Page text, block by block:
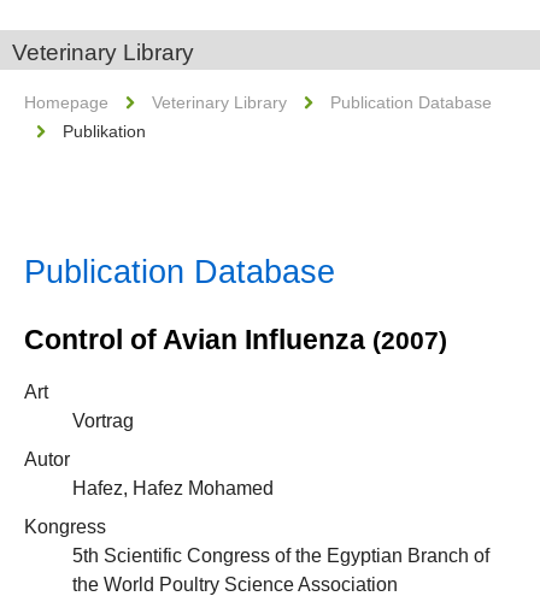
Veterinary Library
Homepage Veterinary Library
Publication Database
Publikation
Publication Database
Control of Avian Influenza (2007)
Art
Vortrag
Autor
Hafez, Hafez Mohamed
Kongress
5th Scientific Congress of the Egyptian Branch of
the World Poultry Science Association